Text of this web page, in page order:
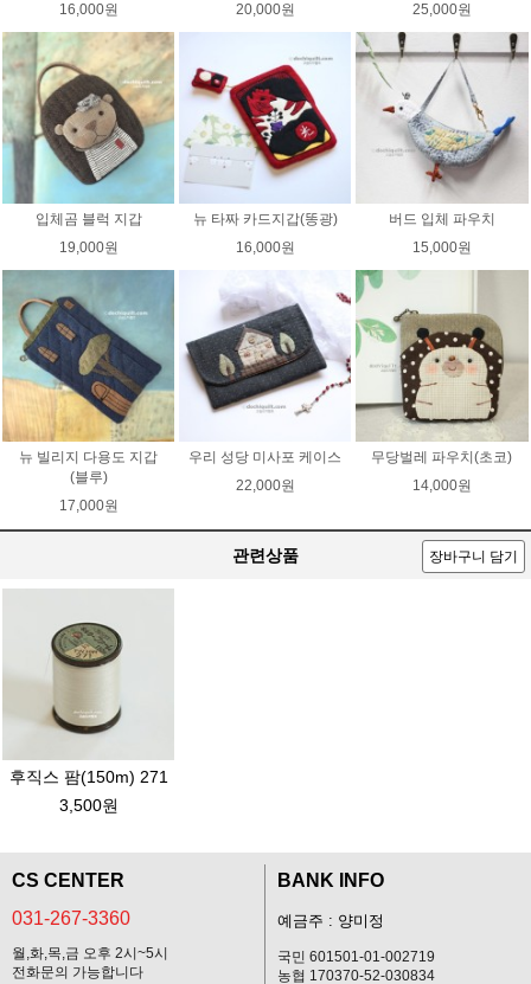
16,000원
20,000원
25,000원
입체곰 블럭 지갑
19,000원
뉴 타짜 카드지갑(똥광)
16,000원
버드 입체 파우치
15,000원
뉴 빌리지 다용도 지갑
(블루)
17,000원
우리 성당 미사포 케이스
22,000원
무당벌레 파우치(초코)
14,000원
관련상품 장바구니 담기
후직스 팜(150m) 271
3,500원
CS CENTER
031-267-3360
월,화,목,금 오후 2시~5시
전화문의 가능합니다
BANK INFO
예금주 : 양미정
국민 601501-01-002719
농협 170370-52-030834